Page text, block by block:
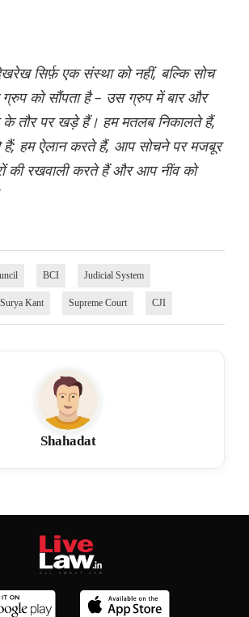
सिर्फ़ एक संस्था को नहीं, बल्कि सोच
को सौंपता है – उस ग्रुप में बार और
के तौर पर खड़े हैं। हम मतलब निकालते हैं,
हैं; हम ऐलान करते हैं, आप सोचने पर मजबूर
की रखवाली करते हैं और आप नींव को
BCI Judicial System
Kant Supreme Court CJI
Shahadat